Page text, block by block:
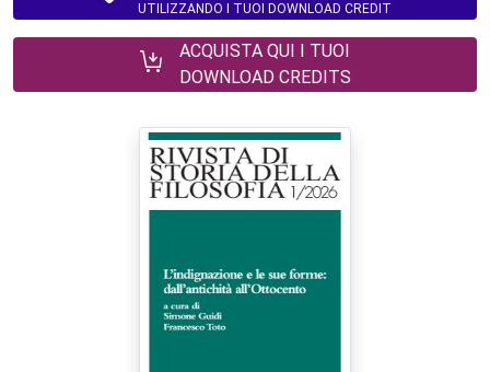
UTILIZZANDO I TUOI DOWNLOAD CREDIT
ACQUISTA QUI I TUOI
DOWNLOAD CREDITS